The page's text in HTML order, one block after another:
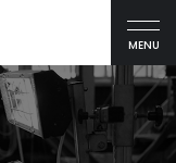
MENU